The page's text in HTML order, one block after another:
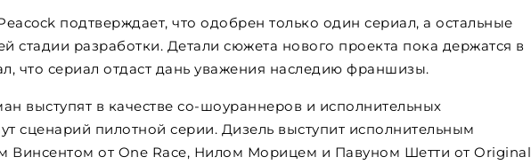
подтверждает, что одобрен только один сериал, а остальные
стадии разработки. Детали сюжета нового проекта пока держатся в
что сериал отдаст дань уважения наследию франшизы.
выступят в качестве со-шоураннеров и исполнительных
сценарий пилотной серии. Дизель выступит исполнительным
Винсентом от One Race, Нилом Морицем и Павуном Шетти от Original